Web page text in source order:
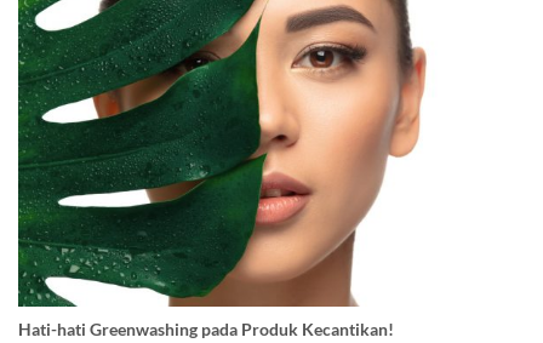
Hati-hati Greenwashing pada Produk Kecantikan!